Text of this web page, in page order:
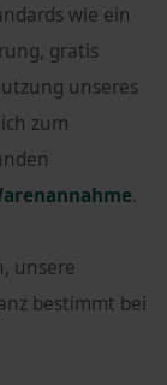
wie ein
gratis
unseres
zum
.
unsere
bestimmt bei